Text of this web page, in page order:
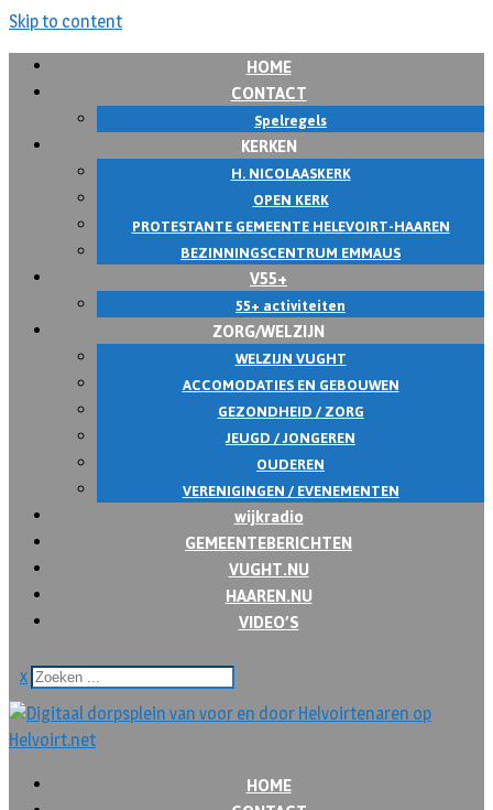
Skip to content
HOME
CONTACT
Spelregels
KERKEN
H. NICOLAASKERK
OPEN KERK
PROTESTANTE GEMEENTE HELEVOIRT-HAAREN
BEZINNINGSCENTRUM EMMAUS
V55+
55+ activiteiten
ZORG/WELZIJN
WELZIJN VUGHT
ACCOMODATIES EN GEBOUWEN
GEZONDHEID / ZORG
JEUGD / JONGEREN
OUDEREN
VERENIGINGEN / EVENEMENTEN
wijkradio
GEMEENTEBERICHTEN
VUGHT.NU
HAAREN.NU
VIDEO’S
x
HOME